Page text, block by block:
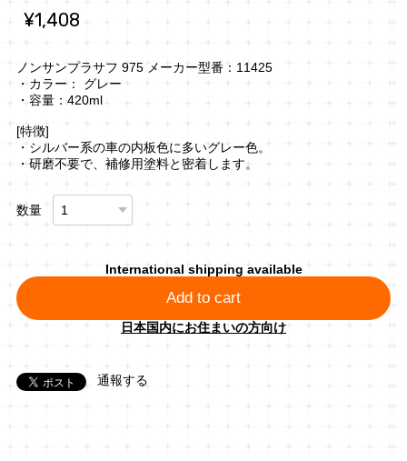
¥1,408
ノンサンプラサフ 975 メーカー型番：11425
・カラー： グレー
・容量：420ml
[特徴]
・シルバー系の車の内板色に多いグレー色。
・研磨不要で、補修用塗料と密着します。
数量
International shipping available
Add to cart
日本国内にお住まいの方向け
通報する